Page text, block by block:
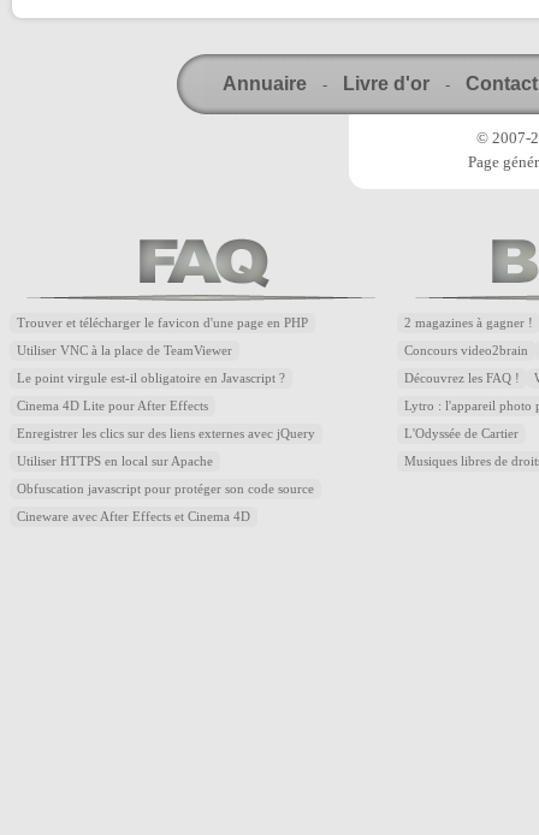
Annuaire - Livre d'or - Contact
© 2007-
Page
Trouver et télécharger le favicon d'une page en PHP
Utiliser VNC à la place de TeamViewer
Le point virgule est-il obligatoire en Javascript ?
Cinema 4D Lite pour After Effects
Enregistrer les clics sur des liens externes avec jQuery
Utiliser HTTPS en local sur Apache
Obfuscation javascript pour protéger son code source
Cineware avec After Effects et Cinema 4D
2 magazines à gagner !
Concours video2brain
Découvrez les FAQ !
Lytro : l'appareil photo
L'Odyssée de Cartier
Musiques libres de